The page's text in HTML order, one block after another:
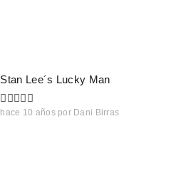
Stan Lee´s Lucky Man
hace 10 años por Dani Birras